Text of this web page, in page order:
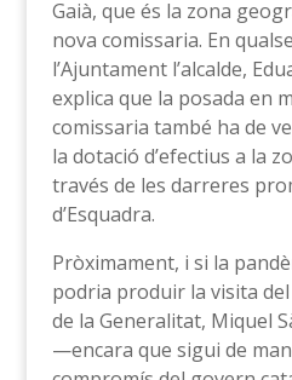
Gaià, que és la zona
nova comissaria. En
l’Ajuntament l’alcalde,
explica que la posada en
comissaria també ha de
la dotació d’efectius a la
través de les darreres
d’Esquadra.
Pròximament, i si la
podria produir la visita
de la Generalitat, Miquel
—encara que sigui de